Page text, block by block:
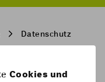
Datenschutz
Cookies und